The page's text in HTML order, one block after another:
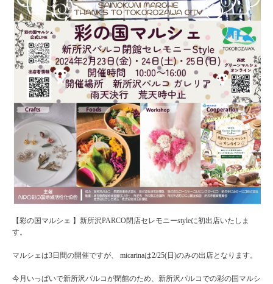
【彩の国マルシェ 】 新所沢PARCO閉店セレモニーstyleに初出店いたしま
す。
マルシェは3日間の開催ですが、 micarinaは2/25(日)のみの出店となります。
今月いっぱいで新所沢パルコが閉館のため、新所沢パルコでの彩の国マルシ